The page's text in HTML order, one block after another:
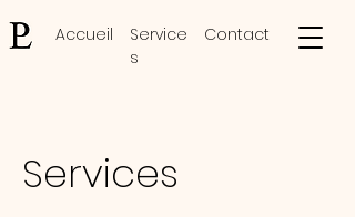
Accueil
Service
s
Contact
Services